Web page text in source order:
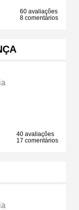
60 avaliações
8 comentários
40 avaliações
17 comentários